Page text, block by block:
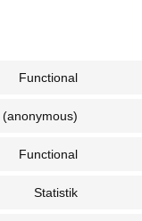
Functional
Functional
Statistik